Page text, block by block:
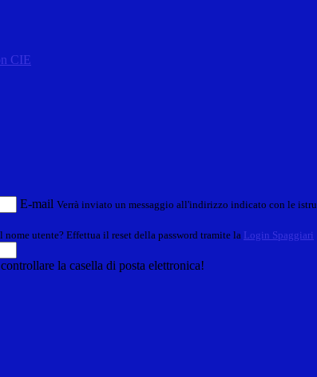
CIE
E-mail Verrà inviato un messaggio all'indirizzo indicato con le
nome utente? Effettua il reset della password tramite la Login Spaggiari
la casella di posta elettronica!